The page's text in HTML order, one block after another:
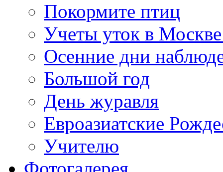
Покормите птиц
Учеты уток в
Осенние дни
Большой год
День журавля
Евроазиатские
Учителю